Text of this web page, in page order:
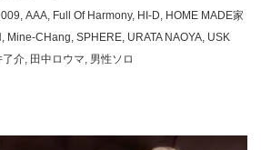
, AAA, Full Of Harmony, HI-D, HOME MADE家
, Mine-CHang, SPHERE, URATA NAOYA, USK
了介, 田中ロウマ, 男性ソロ